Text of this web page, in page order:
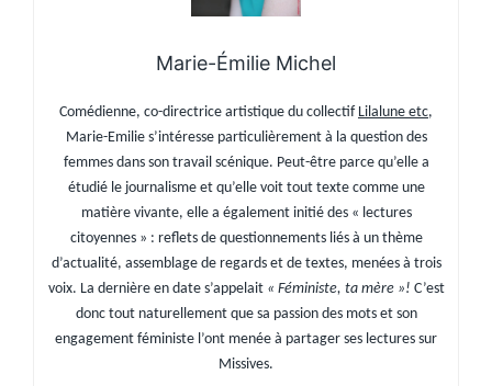
Marie-Émilie Michel
Comédienne, co-directrice artistique du collectif Lilalune etc,
Marie-Emilie s’intéresse particulièrement à la question des
femmes dans son travail scénique. Peut-être parce qu’elle a
étudié le journalisme et qu’elle voit tout texte comme une
matière vivante, elle a également initié des « lectures
citoyennes » : reflets de questionnements liés à un thème
d’actualité, assemblage de regards et de textes, menées à trois
voix. La dernière en date s’appelait « Féministe, ta mère »! C’est
donc tout naturellement que sa passion des mots et son
engagement féministe l’ont menée à partager ses lectures sur
Missives.